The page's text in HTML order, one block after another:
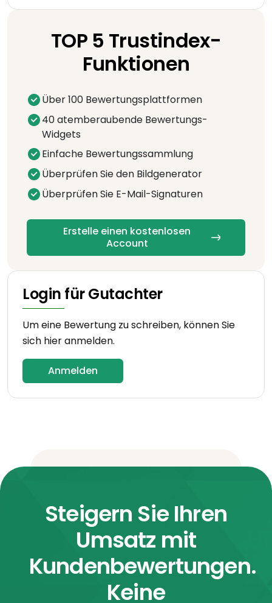
TOP 5 Trustindex-
Funktionen
Über 100 Bewertungsplattformen
40 atemberaubende Bewertungs-
Widgets
Einfache Bewertungssammlung
Überprüfen Sie den Bildgenerator
Überprüfen Sie E-Mail-Signaturen
Erstelle einen kostenlosen
Account
Login für Gutachter
Um eine Bewertung zu schreiben, können Sie
sich hier anmelden.
Anmelden
Steigern Sie Ihren
Umsatz mit
Kundenbewertungen.
Keine